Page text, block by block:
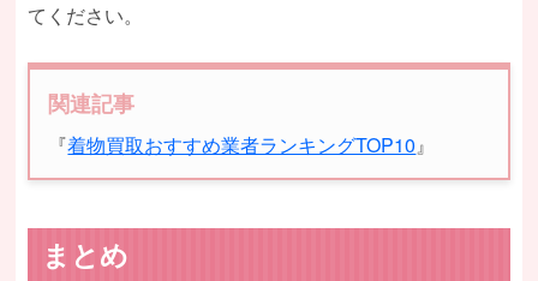
てください。
関連記事
『着物買取おすすめ業者ランキングTOP10』
まとめ